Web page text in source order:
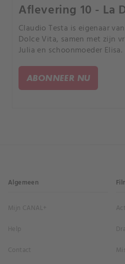
Aflevering 10 - La
Claudio Testa is eigenaar
Dolce Vita, samen met zijn
Julia en schoonmoeder
neerslaat met een geweer en
wordt.
ABONNEER NU
Algemeen
Mijn CANAL+
Help
Contact